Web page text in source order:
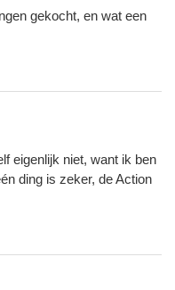
gekocht, en wat een
eigenlijk niet, want ik ben
ding is zeker, de Action